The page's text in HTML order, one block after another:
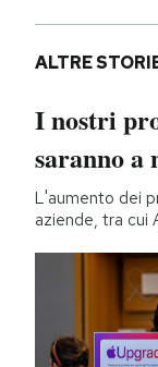
ALTRE
I nostri
saranno a
L'aumento dei
aziende, tra cui